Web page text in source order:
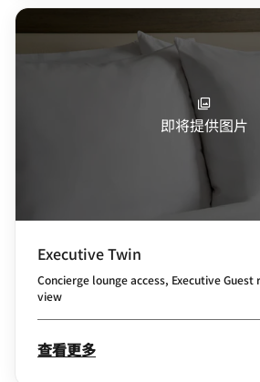
即将提供图片
Executive Twin
Concierge lounge access, Executive
view
查看更多